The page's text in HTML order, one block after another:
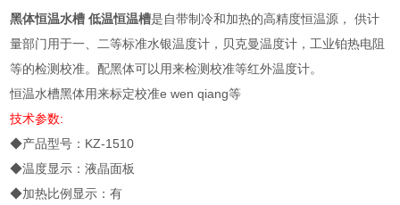
黑体恒温水槽 低温恒温槽是自带制冷和加热的高精度恒温源， 供计
量部门用于一、二等标准水银温度计，贝克曼温度计，工业铂热电阻
等的检测校准。配黑体可以用来检测校准等红外温度计。
恒温水槽黑体用来标定校准e wen qiang等
技术参数:
◆产品型号：KZ-1510
◆温度显示：液晶面板
◆加热比例显示：有